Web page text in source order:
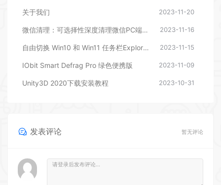
关于我们 2023-11-20
微信清理：可选择性深度清理微信PC端文件 2023-11-16
自由切换 Win10 和 Win11 任务栏ExplorerPatcher 2023-11-15
IObit Smart Defrag Pro 绿色便携版 2023-11-09
Unity3D 2020下载安装教程 2023-10-31
发表评论 暂无评论